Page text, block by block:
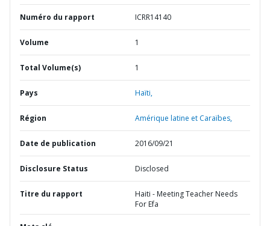
Numéro du rapport ICRR14140
Volume 1
Total Volume(s) 1
Pays Haïti,
Région Amérique latine et Caraïbes,
Date de publication 2016/09/21
Disclosure Status Disclosed
Titre du rapport
Haiti - Meeting Teacher Needs
For Efa